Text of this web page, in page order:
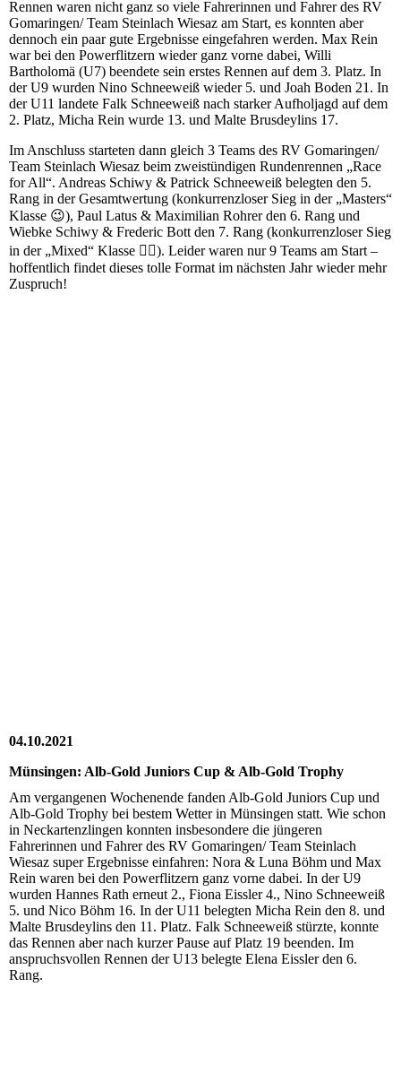
Rennen waren nicht ganz so viele Fahrerinnen und Fahrer des RV
Gomaringen/ Team Steinlach Wiesaz am Start, es konnten aber
dennoch ein paar gute Ergebnisse eingefahren werden. Max Rein
war bei den Powerflitzern wieder ganz vorne dabei, Willi
Bartholomä (U7) beendete sein erstes Rennen auf dem 3. Platz. In
der U9 wurden Nino Schneeweiß wieder 5. und Joah Boden 21. In
der U11 landete Falk Schneeweiß nach starker Aufholjagd auf dem
2. Platz, Micha Rein wurde 13. und Malte Brusdeylins 17.
Im Anschluss starteten dann gleich 3 Teams des RV Gomaringen/
Team Steinlach Wiesaz beim zweistündigen Rundenrennen „Race
for All“. Andreas Schiwy & Patrick Schneeweiß belegten den 5.
Rang in der Gesamtwertung (konkurrenzloser Sieg in der „Masters“
Klasse 😉), Paul Latus & Maximilian Rohrer den 6. Rang und
Wiebke Schiwy & Frederic Bott den 7. Rang (konkurrenzloser Sieg
in der „Mixed“ Klasse 🤷‍♀️). Leider waren nur 9 Teams am Start –
hoffentlich findet dieses tolle Format im nächsten Jahr wieder mehr
Zuspruch!
04.10.2021
Münsingen: Alb-Gold Juniors Cup & Alb-Gold Trophy
Am vergangenen Wochenende fanden Alb-Gold Juniors Cup und
Alb-Gold Trophy bei bestem Wetter in Münsingen statt. Wie schon
in Neckartenzlingen konnten insbesondere die jüngeren
Fahrerinnen und Fahrer des RV Gomaringen/ Team Steinlach
Wiesaz super Ergebnisse einfahren: Nora & Luna Böhm und Max
Rein waren bei den Powerflitzern ganz vorne dabei. In der U9
wurden Hannes Rath erneut 2., Fiona Eissler 4., Nino Schneeweiß
5. und Nico Böhm 16. In der U11 belegten Micha Rein den 8. und
Malte Brusdeylins den 11. Platz. Falk Schneeweiß stürzte, konnte
das Rennen aber nach kurzer Pause auf Platz 19 beenden. Im
anspruchsvollen Rennen der U13 belegte Elena Eissler den 6.
Rang.